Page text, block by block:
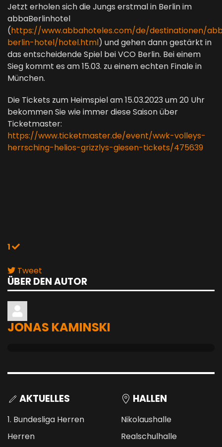
Jetzt erholen sich die Jungs erstmal in Berlin im
abbaBerlinhotel
(https://www.abbahoteles.com/de/destinationen/
berlin-hotel/hotel.html) und gehen dann gestärkt in
das entscheidende Spiel bei VCO Berlin. Bei einem
Sieg kommt es am 15.03. zu einem echten Finale in
München.
Die Tickets zum Heimspiel am 15.03.2023 um 20 Uhr
bekommen Sie wie immer diese Saison über
Ticketmaster:
https://www.ticketmaster.de/event/wwk-volleys-
herrsching-helios-grizzlys-giesen-tickets/475639
1
Tweet
pinterest
ÜBER DEN AUTOR
JONAS KAMINSKI
AKTUELLES
1. Bundesliga Herren
Herren
HALLEN
Nikolaushalle
Realschulhalle